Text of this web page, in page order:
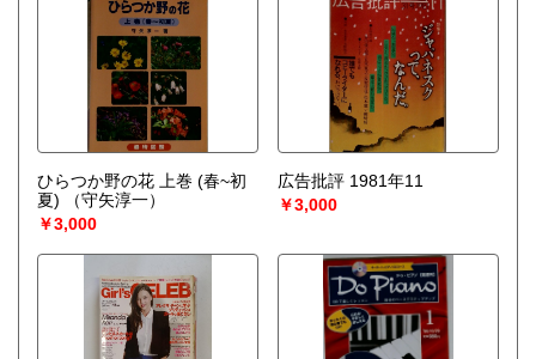
ひらつか野の花 上巻 (春~初
夏)
（守矢淳一）
￥3,000
広告批評 1981年11
￥3,000